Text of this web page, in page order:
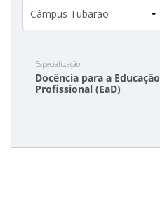
Especialização
Docência para a Educação
Profissional (EaD)